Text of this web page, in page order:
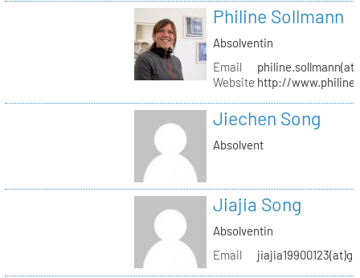
Philine Sollmann
Absolventin
Email
Website http://
Jiechen Song
Absolvent
Jiajia Song
Absolventin
Email